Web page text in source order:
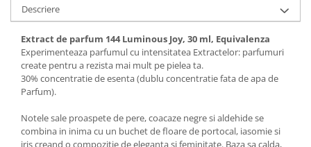
Descriere
Extract de parfum 144 Luminous Joy, 30 ml, Equivalenza
Experimenteaza parfumul cu intensitatea Extractelor: parfumuri
create pentru a rezista mai mult pe pielea ta.
30% concentratie de esenta (dublu concentratie fata de apa de
Parfum).
Notele sale proaspete de pere, coacaze negre si aldehide se
combina in inima cu un buchet de floare de portocal, iasomie si
iris creand o compozitie de eleganta si feminitate. Baza sa calda,